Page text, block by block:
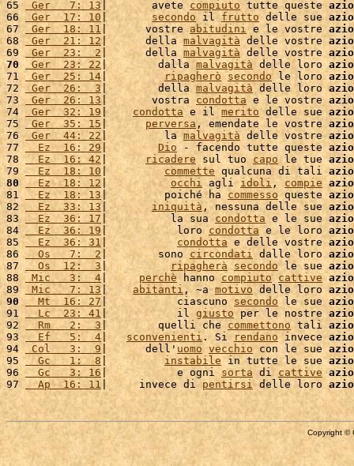
65 Ger   7: 13|       avete compiuto tutte queste
66 Ger  17: 10 | secondo il frutto delle sue
67 Ger  18: 11 |      vostre abitudini e le vostre
68
Ger  21: 12 |      della malvagità delle vostre
69 Ger  23:  2|      della malvagità delle vostre
70
Ger  23: 22 |        dalla malvagità delle loro
71 Ger  25: 14 | ripagherò secondo le loro
72
Ger  26:  3|        della malvagità delle loro
73 Ger  26: 13 |       vostra condotta e le vostre
74
Ger  32: 19 | condotta e il merito delle sue
75 Ger  35: 15| perversa , emendate le vostre
76 Ger  44: 22 |         la malvagità delle vostre
77
  Ez  16: 29
| Dio - facendo tutte queste
78
  Ez  16: 42
| ricadere sul tuo capo le tue
79
  Ez  18: 10
| commette qualcuna di tali
80
  Ez  18: 12
| occhi agli idoli , compie
81
  Ez  18: 13
|         poiché ha commesso queste
82
  Ez  33: 13
| iniquità , nessuna delle sue
83
  Ez  36: 17
|          la sua condotta e le sue
84
  Ez  36: 19
|           loro condotta e le loro
85
  Ez  36: 31
| condotta e delle vostre
86
  Os   7:  2
|        sono circondati dalle loro
87
  Os  12:  3
| ripagherà secondo le sue
88 Mic   3:  4 | perchè hanno compiuto cattive
89
Mic   7: 13| abitanti , ~a motivo delle loro
90
  Mt  16: 27
|           ciascuno secondo le sue
91
  Lc  23: 41
|           il giusto per le nostre
92
  Rm   2:  3
|        quelli che commettono tali
93
  Ef   5:  4
| sconvenienti. Si rendano invece
94
Col   3:  9 |      dell' uomo vecchio con le sue
95
  Gc   1:  8
| instabile in tutte le sue
96
  Gc   3: 16
|           e ogni sorta di cattive
97
  Ap  16: 11
|     invece di pentirsi delle loro
Copyright ©